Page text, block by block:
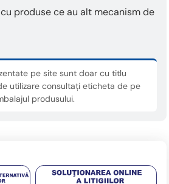
produse ce au alt mecanism de
pe site sunt doar cu titlu
utilizare consultați eticheta de pe
produsului.